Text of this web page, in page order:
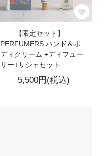
【限定セット】
PERFUMERS ハンド＆ボ
ディクリーム +ディフュー
ザー+サシェセット
5,500円(税込)